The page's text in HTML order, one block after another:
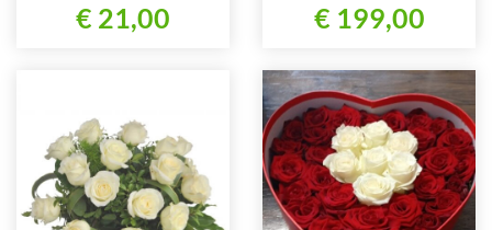
€ 21,00 € 199,00